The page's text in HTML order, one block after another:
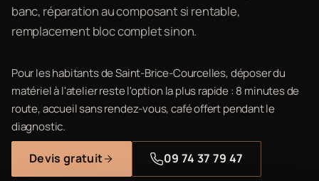
banc, réparation au composant si rentable,
remplacement bloc complet sinon.
Pour les habitants de Saint-Brice-Courcelles, déposer du
matériel à l'atelier reste l'option la plus rapide : 8 minutes de
route, accueil sans rendez-vous, café offert pendant le
diagnostic.
Devis gratuit 09 74 37 79 47